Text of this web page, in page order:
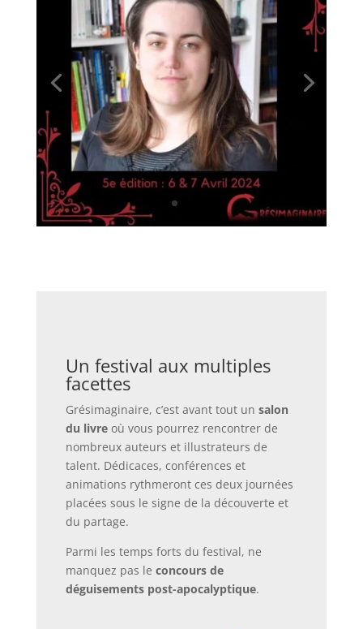
Un festival aux multiples
facettes
Grésimaginaire, c’est avant tout un salon
du livreoù vous pourrez rencontrer de
nombreux auteurs et illustrateurs de
talent. Dédicaces, conférences et
animations rythmeront ces deux journées
placées sous le signe de la découverte et
du partage.
Parmi les temps forts du festival, ne
manquez pas le concours de
déguisements post-apocalyptique.